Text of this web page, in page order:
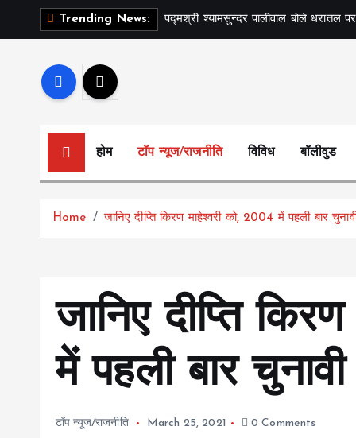
Trending News: पद्मश्री श्यामसुन्दर पालीवाल बोले धरातल
होम टॉप न्यूज/राजनीति विविध बॉलीवुड
Home जानिए दीप्ति किरण माहेश्वरी को, 2004 में पहली बार
जानिए दीप्ति
में पहली बार
टॉप न्यूज/राजनीति March 25, 2021 0 Comments